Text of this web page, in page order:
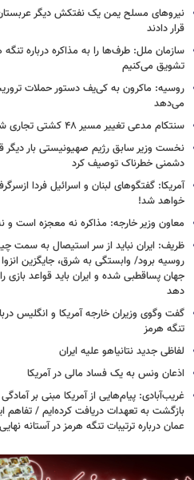
نیروهای مسلح یمن یک نفتکش دیگر
قرار دادند
سازمان ملل: طرف‌ها را به مذاکره درباره تنگه
تشویق می‌کنیم
روسیه: ماکرون به کی‌یف دستور حملات
می‌دهد
سنتکام مدعی تغییر مسیر ۴۸ کشتی تجاری شد
نخست وزیر سابق رژیم صهیونیستی بار دیگر
دشمنی خطرناک توصیف کرد
آمریکا: گفتگوهای لبنان و اسرائیل فردا
خواهد شد!
معاون وزیر خارجه: مذاکره نه معجزه است و
ظریف: ایران نباید از سر استیصال به سمت
روسیه برود/ وابستگی به شرق، جایگزین
جهان پساقطبی شده و ایران باید قواعد بازی
دهد
گفت وگوی وزیران خارجه آمریکا و انگلیس
تنگه هرمز
لفاظی جدید نتانیاهو علیه ایران
اذعان ونس به یک فساد مالی در آمریکا
غریب‌آبادی: پیام‌هایی از آمریکا مبنی بر
بازگشت به تعهدات دریافت کرده‌ایم / تفاهم
عمان درباره ترتیبات تنگه هرمز در آستانه